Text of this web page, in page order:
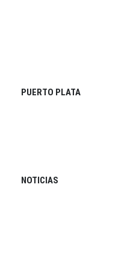
PUERTO PLATA
NOTICIAS